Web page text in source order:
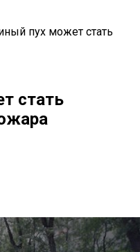
пух может стать
стать